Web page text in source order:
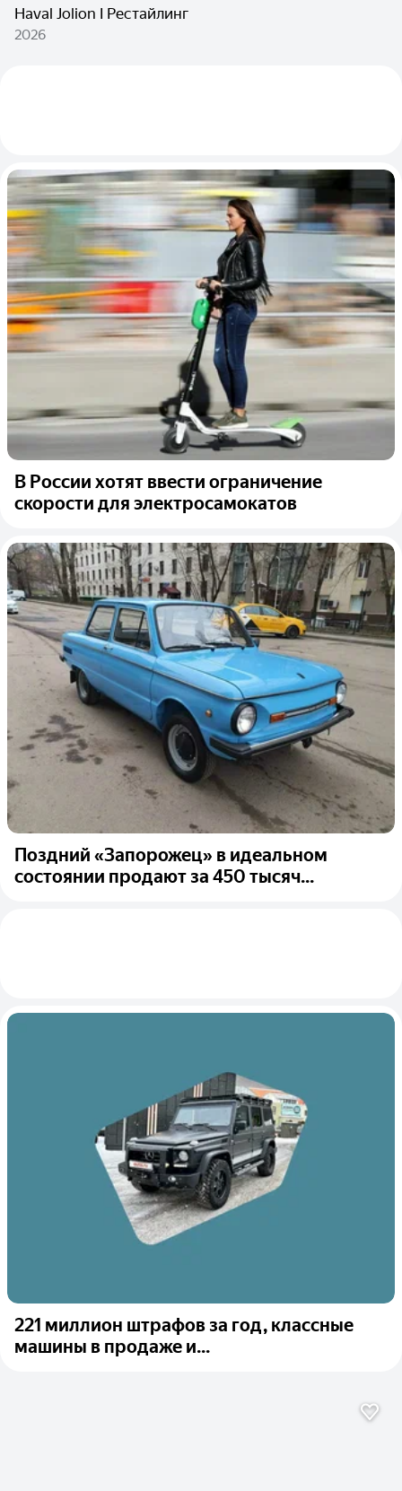
Haval Jolion I Рестайлинг
2026
В России хотят ввести ограничение
скорости для электросамокатов
Поздний «Запорожец» в идеальном
состоянии продают за 450 тысяч...
221 миллион штрафов за год, классные
машины в продаже и...